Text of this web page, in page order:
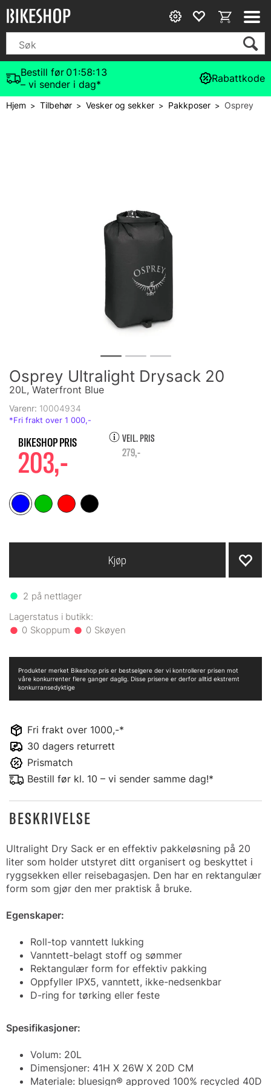
Bestill før 01:58:12
– vi sender i dag*
Rabattkode
Hjem>Tilbehør>Vesker og sekker> Pakkposer>Osprey
Osprey Ultralight Drysack 20
20L, Waterfront Blue
Varenr: 10004934
203,-
VEIL. PRIS
279,-
2 på nettlager
0 0
Kjøp
Fri frakt over 1000,-*
30 dagers returrett
Prismatch
Bestill før kl. 10 – vi sender samme dag!*
Produkter merket Bikeshop pris er bestselgere der vi kontrollerer prisen mot
våre konkurrenter flere ganger daglig. Disse prisene er derfor alltid ekstremt
konkurransedyktige
BESKRIVELSE
Ultralight Dry Sack er en effektiv pakkeløsning på 20
liter som holder utstyret ditt organisert og beskyttet i
ryggsekken eller reisebagasjen. Den har en rektangulær
form som gjør den mer praktisk å bruke.
Egenskaper:
Roll-top vanntett lukking
Vanntett-belagt stoff og sømmer
Rektangulær form for effektiv pakking
Oppfyller IPX5, vanntett, ikke-nedsenkbar
D-ring for tørking eller feste
Spesifikasjoner:
Volum: 20L
Dimensjoner: 41H X 26W X 20D CM
Materiale: bluesign® approved 100% recycled 40D